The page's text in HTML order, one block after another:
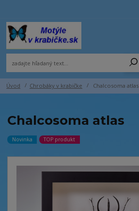
Úvod Chrobáky v krabičke Chalcosoma atlas
Chalcosoma atlas
Novinka TOP produkt